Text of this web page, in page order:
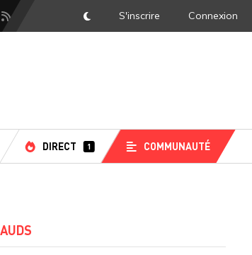
Flux RSS DarkMode
S'inscrire Connexion
DIRECT 1 COMMUNAUTÉ